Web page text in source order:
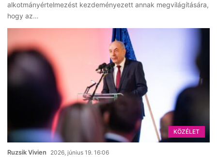
alkotmányértelmezést kezdeményezett annak megvilágítására,
hogy az…
KÖZÉLET
Ruzsik Vivien 2026, június 19. 16:06